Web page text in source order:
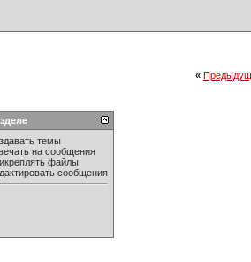
«
темы
на сообщения
файлы
сообщения